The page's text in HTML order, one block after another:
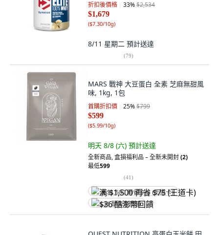
折扣後價格 33%$2,534
$1,679
($7.30/10g)
8/11 星期二 預計送達
(79)
MARS 戰神 大豆蛋白 全素 芝麻無甜風
味, 1kg, 1包
首購折扣價 25%$799
$599
($5.99/10g)
明天 8/8 (六) 預計送達
全新商品,盒損福利品 – 全新未開封(2)
最低599
(41)
满 $1,500 再省 $75 (王道卡)
$36 酷澎幣回饋